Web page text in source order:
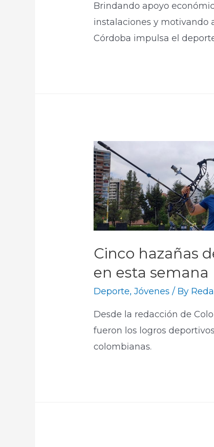
Brindando apoyo
instalaciones y motivando
Córdoba impulsa el
Cinco hazañas
en esta semana
Deporte,Jóvenes / By
Desde la redacción de
fueron los logros
colombianas.